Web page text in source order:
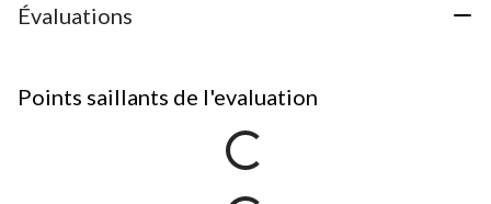
Évaluations
Points saillants de l'evaluation